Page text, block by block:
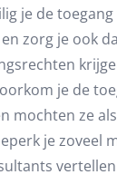
je de
zorg je ook
je de
mochten ze
je zoveel